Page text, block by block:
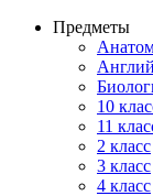
Предметы
10
11
2 класс
3 класс
4 класс